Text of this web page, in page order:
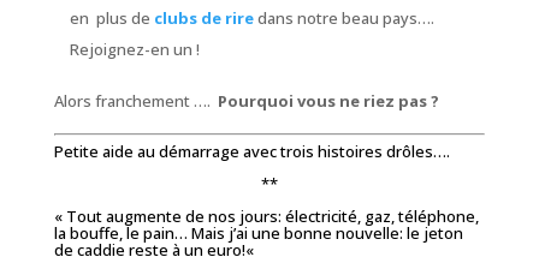
en plus de clubs de riredans notre beau pays….
Rejoignez-en un !
Alors franchement …. Pourquoi vous ne riez pas ?
Petite aide au démarrage avec trois histoires drôles….
**
« Tout augmente de nos jours: électricité, gaz, téléphone,
la bouffe, le pain… Mais j’ai une bonne nouvelle: le jeton
de caddie reste à un euro!«